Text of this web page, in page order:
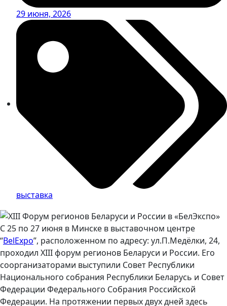
29 июня, 2026
выставка
С 25 по 27 июня в Минске в выставочном центре
“BelExpo”, расположенном по адресу: ул.П.Медёлки, 24,
проходил XIII форум регионов Беларуси и России. Его
соорганизаторами выступили Совет Республики
Национального собрания Республики Беларусь и Совет
Федерации Федерального Собрания Российской
Федерации. На протяжении первых двух дней здесь